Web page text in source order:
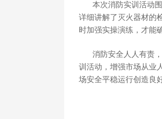
本次消防实训活动围
详细讲解了灭火器材的
时加强实操演练，才能
消防安全人人有责，
训活动，增强市场从业
场安全平稳运行创造良